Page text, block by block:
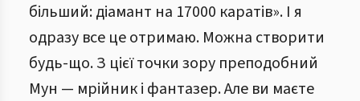
більший: діамант на 17000 каратів». І я
одразу все це отримаю. Можна створити
будь-що. З цієї точки зору преподобний
Мун — мрійник і фантазер. Але ви маєте